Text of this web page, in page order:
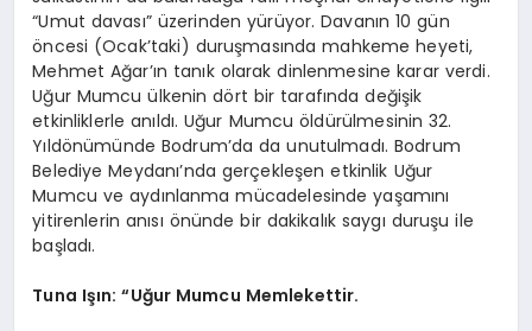
“Umut davası” üzerinden yürüyor. Davanın 10 gün
öncesi (Ocak’taki) duruşmasında mahkeme heyeti,
Mehmet Ağar’ın tanık olarak dinlenmesine karar verdi.
Uğur Mumcu ülkenin dört bir tarafında değişik
etkinliklerle anıldı. Uğur Mumcu öldürülmesinin 32.
Yıldönümünde Bodrum’da da unutulmadı. Bodrum
Belediye Meydanı’nda gerçekleşen etkinlik Uğur
Mumcu ve aydınlanma mücadelesinde yaşamını
yitirenlerin anısı önünde bir dakikalık saygı duruşu ile
başladı.
Tuna Işın: “Uğur Mumcu Memlekettir.